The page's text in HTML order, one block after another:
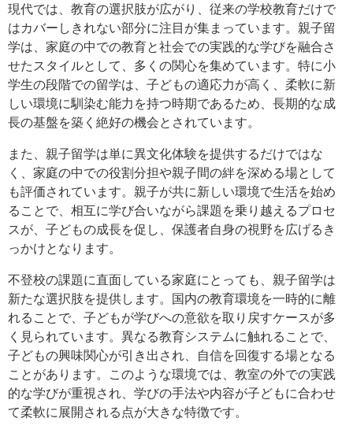
現代では、教育の選択肢が広がり、従来の学校教育だけで
はカバーしきれない部分に注目が集まっています。親子留
学は、家庭の中での教育と社会での実践的な学びを融合さ
せたスタイルとして、多くの関心を集めています。特に小
学生の段階での留学は、子どもの適応力が高く、柔軟に新
しい環境に馴染む能力を持つ時期であるため、長期的な成
長の基盤を築く絶好の機会とされています。
また、親子留学は単に異文化体験を提供するだけではな
く、家庭の中での役割分担や親子間の絆を深める場として
も評価されています。親子が共に新しい環境で生活を始め
ることで、相互に学び合いながら課題を乗り越えるプロセ
スが、子どもの成長を促し、保護者自身の視野を広げるき
っかけとなります。
不登校の課題に直面している家庭にとっても、親子留学は
新たな選択肢を提供します。国内の教育環境を一時的に離
れることで、子どもが学びへの意欲を取り戻すケースが多
く見られています。異なる教育システムに触れることで、
子どもの興味関心が引き出され、自信を回復する場となる
ことがあります。このような環境では、教室の外での実践
的な学びが重視され、学びの手法や内容が子どもに合わせ
て柔軟に展開される点が大きな特徴です。